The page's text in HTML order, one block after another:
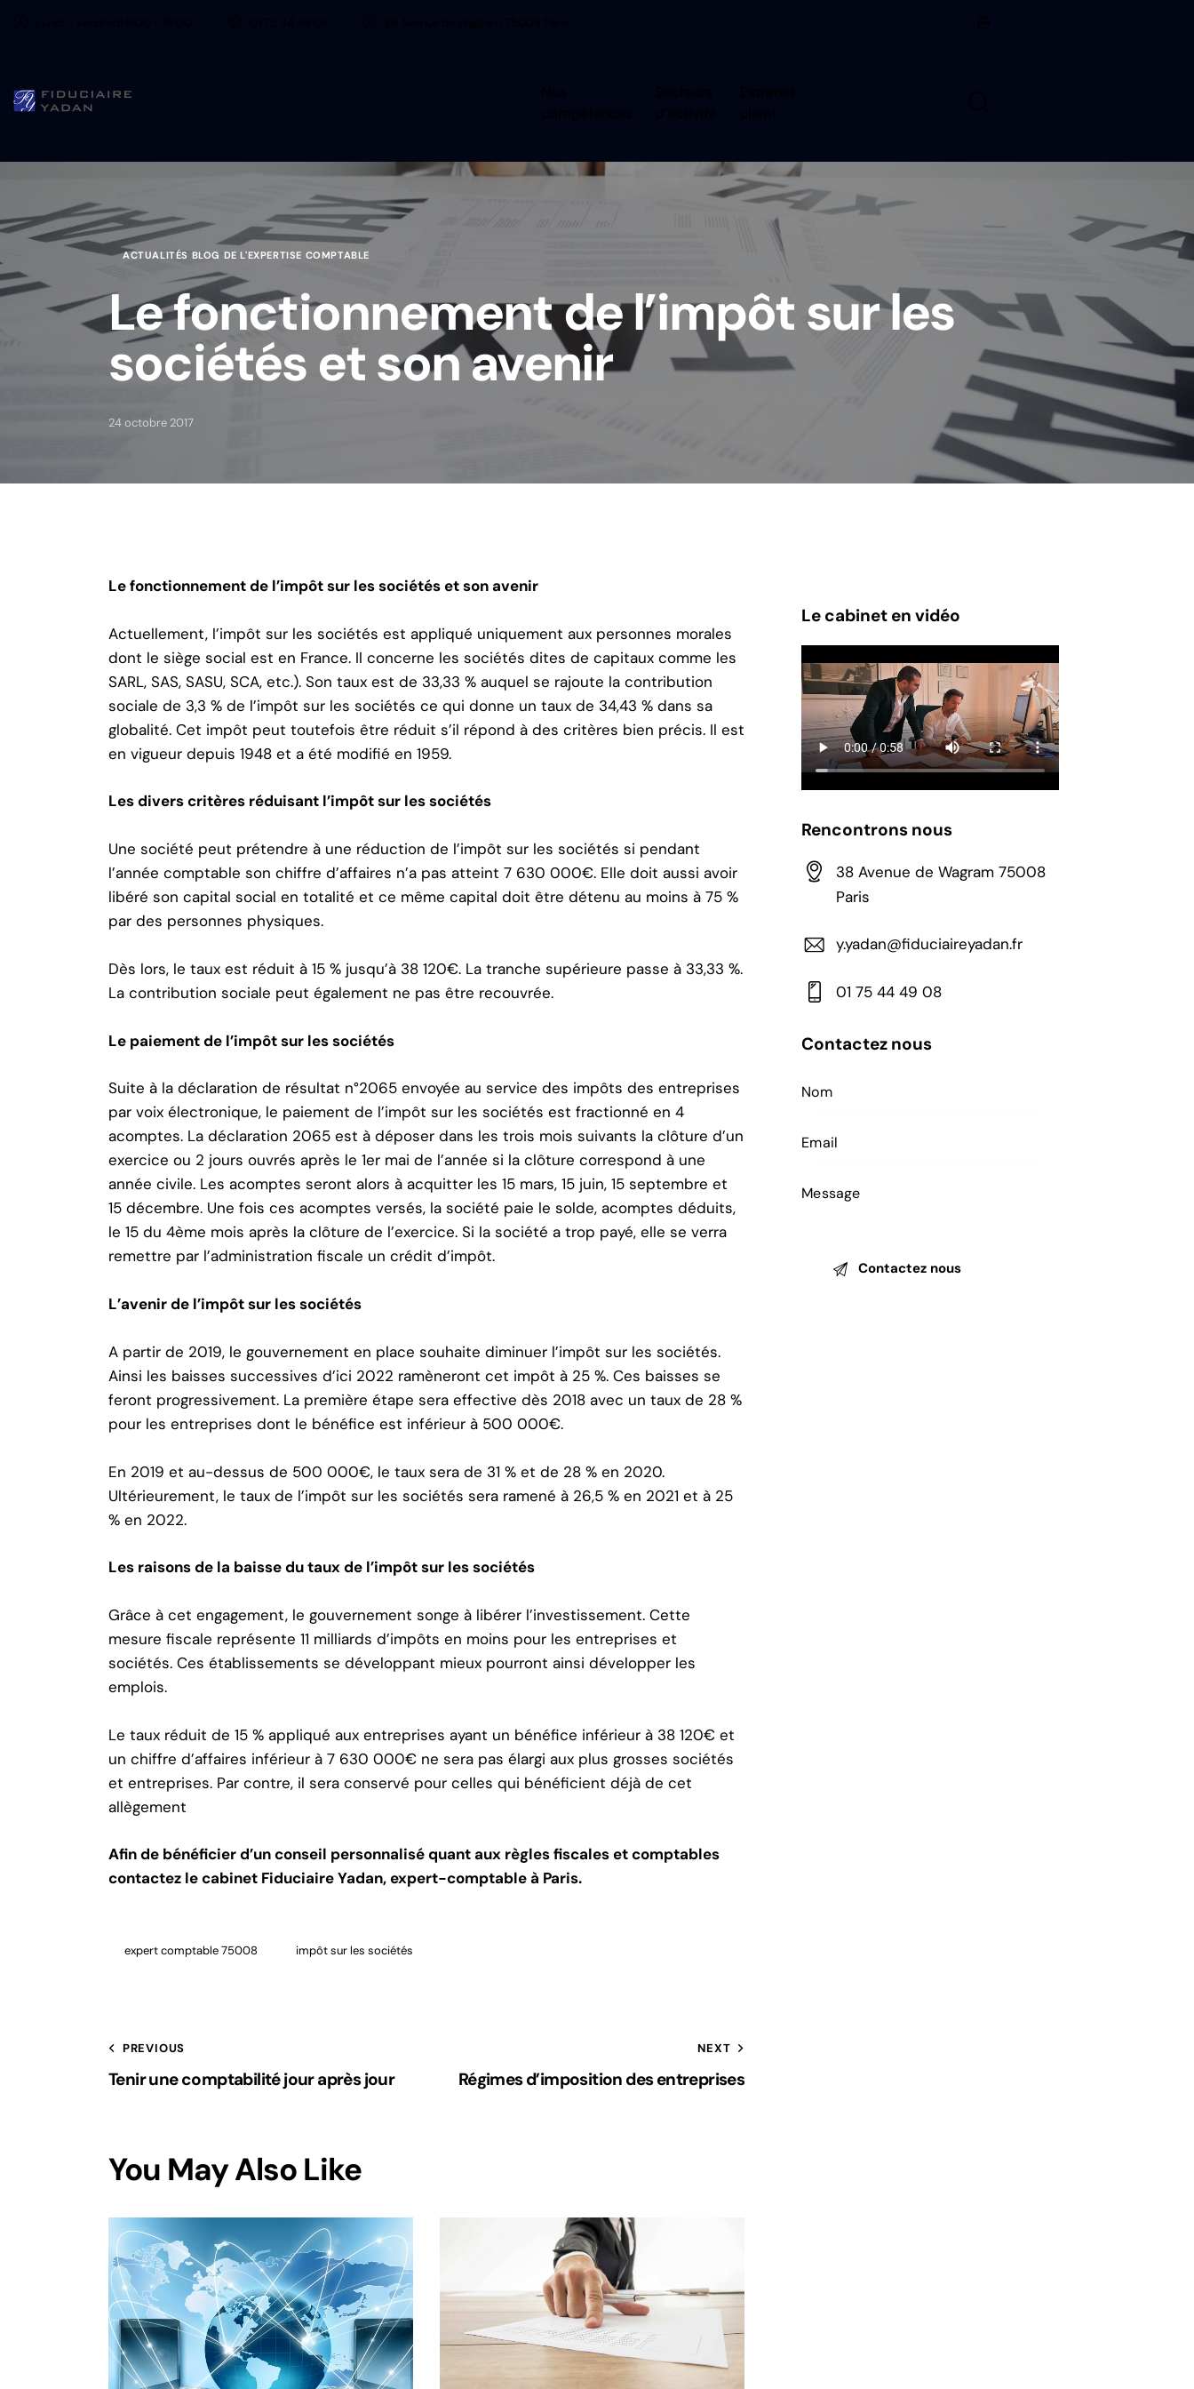
ACTUALITÉS BLOG DE L'EXPERTISE COMPTABLE
Le fonctionnement de l’impôt sur les
sociétés et son avenir
24 octobre 2017
Le fonctionnement de l’impôt sur les sociétés et son avenir
Actuellement, l’impôt sur les sociétés est appliqué uniquement aux personnes morales
dont le siège social est en France. Il concerne les sociétés dites de capitaux comme les
SARL, SAS, SASU, SCA, etc.). Son taux est de 33,33 % auquel se rajoute la contribution
sociale de 3,3 % de l’impôt sur les sociétés ce qui donne un taux de 34,43 % dans sa
globalité. Cet impôt peut toutefois être réduit s’il répond à des critères bien précis. Il est
en vigueur depuis 1948 et a été modifié en 1959.
Les divers critères réduisant l’impôt sur les sociétés
Une société peut prétendre à une réduction de l’impôt sur les sociétés si pendant
l’année comptable son chiffre d’affaires n’a pas atteint 7 630 000€. Elle doit aussi avoir
libéré son capital social en totalité et ce même capital doit être détenu au moins à 75 %
par des personnes physiques.
Dès lors, le taux est réduit à 15 % jusqu’à 38 120€. La tranche supérieure passe à 33,33 %.
La contribution sociale peut également ne pas être recouvrée.
Le paiement de l’impôt sur les sociétés
Suite à la déclaration de résultat n°2065 envoyée au service des impôts des entreprises
par voix électronique, le paiement de l’impôt sur les sociétés est fractionné en 4
acomptes. La déclaration 2065 est à déposer dans les trois mois suivants la clôture d’un
exercice ou 2 jours ouvrés après le 1er mai de l’année si la clôture correspond à une
année civile. Les acomptes seront alors à acquitter les 15 mars, 15 juin, 15 septembre et
15 décembre. Une fois ces acomptes versés, la société paie le solde, acomptes déduits,
le 15 du 4ème mois après la clôture de l’exercice. Si la société a trop payé, elle se verra
remettre par l’administration fiscale un crédit d’impôt.
L’avenir de l’impôt sur les sociétés
A partir de 2019, le gouvernement en place souhaite diminuer l’impôt sur les sociétés.
Ainsi les baisses successives d’ici 2022 ramèneront cet impôt à 25 %. Ces baisses se
feront progressivement. La première étape sera effective dès 2018 avec un taux de 28 %
pour les entreprises dont le bénéfice est inférieur à 500 000€.
En 2019 et au-dessus de 500 000€, le taux sera de 31 % et de 28 % en 2020.
Ultérieurement, le taux de l’impôt sur les sociétés sera ramené à 26,5 % en 2021 et à 25
% en 2022.
Les raisons de la baisse du taux de l’impôt sur les sociétés
Grâce à cet engagement, le gouvernement songe à libérer l’investissement. Cette
mesure fiscale représente 11 milliards d’impôts en moins pour les entreprises et
sociétés. Ces établissements se développant mieux pourront ainsi développer les
emplois.
Le taux réduit de 15 % appliqué aux entreprises ayant un bénéfice inférieur à 38 120€ et
un chiffre d’affaires inférieur à 7 630 000€ ne sera pas élargi aux plus grosses sociétés
et entreprises. Par contre, il sera conservé pour celles qui bénéficient déjà de cet
allègement
Afin de bénéficier d’un conseil personnalisé quant aux règles fiscales et comptables
contactez le cabinet Fiduciaire Yadan,expert-comptable à Paris.
expert comptable 75008 impôt sur les sociétés
PREVIOUS
Tenir une comptabilité jour après jour
NEXT
Régimes d’imposition des entreprises
You May Also Like
Le cabinet en vidéo
Rencontrons nous
38 Avenue de Wagram 75008
Paris
y.yadan@fiduciaireyadan.fr
01 75 44 49 08
Contactez nous